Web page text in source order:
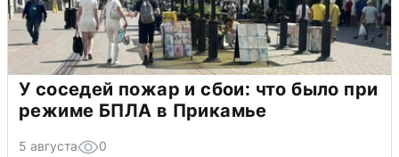
У соседей пожар и сбои: что было при
режиме БПЛА в Прикамье
5 августа 0